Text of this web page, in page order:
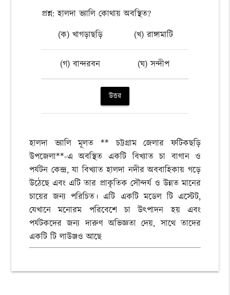
প্রশ্ন: হালদা ভ্যালি কোথায় অবস্থিত?
(ক) খাগড়াছড়ি
(খ) রাঙ্গামাটি
(গ) বান্দরবন (ঘ) সন্দীপ
উত্তর
হালদা ভ্যালি মূলত ** চট্টগ্রাম জেলার ফটিকছড়ি
উপজেলা**-এ অবস্থিত একটি বিখ্যাত চা বাগান ও
পর্যটন কেন্দ্র, যা বিখ্যাত হালদা নদীর অববাহিকায় গড়ে
উঠেছে এবং এটি তার প্রাকৃতিক সৌন্দর্য ও উন্নত মানের
চায়ের জন্য পরিচিত। এটি একটি মডেল টি এস্টেট,
যেখানে মনোরম পরিবেশে চা উৎপাদন হয় এবং
পর্যটকদের জন্য দারুণ অভিজ্ঞতা দেয়, সাথে তাদের
একটি টি লাউঞ্জও আছে